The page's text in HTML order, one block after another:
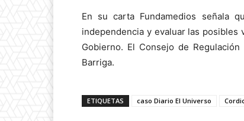
En su carta Fundamedios señala
independencia y evaluar las posibles
Gobierno. El Consejo de
Barriga.
ETIQUETAS caso Diario El Universo